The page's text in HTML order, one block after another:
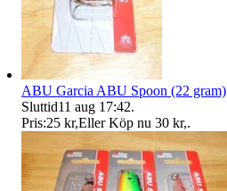
ABU Garcia ABU Spoon (22 gram)
Sluttid11 aug 17:42.
Pris:25 kr,Eller Köp nu 30 kr,.